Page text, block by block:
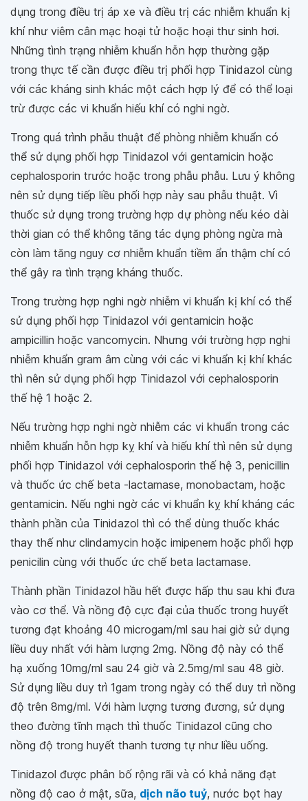
dụng trong điều trị áp xe và điều trị các nhiễm khuẩn kị
khí như viêm cân mạc hoại tử hoặc hoại thư sinh hơi.
Những tình trạng nhiễm khuẩn hỗn hợp thường gặp
trong thực tế cần được điều trị phối hợp Tinidazol cùng
với các kháng sinh khác một cách hợp lý để có thể loại
trừ được các vi khuẩn hiếu khí có nghi ngờ.
Trong quá trình phẫu thuật để phòng nhiễm khuẩn có
thể sử dụng phối hợp Tinidazol với gentamicin hoặc
cephalosporin trước hoặc trong phẫu phẫu. Lưu ý không
nên sử dụng tiếp liều phối hợp này sau phẫu thuật. Vì
thuốc sử dụng trong trường hợp dự phòng nếu kéo dài
thời gian có thể không tăng tác dụng phòng ngừa mà
còn làm tăng nguy cơ nhiễm khuẩn tiềm ẩn thậm chí có
thể gây ra tình trạng kháng thuốc.
Trong trường hợp nghi ngờ nhiễm vi khuẩn kị khí có thể
sử dụng phối hợp Tinidazol với gentamicin hoặc
ampicillin hoặc vancomycin. Nhưng với trường hợp nghi
nhiễm khuẩn gram âm cùng với các vi khuẩn kị khí khác
thì nên sử dụng phối hợp Tinidazol với cephalosporin
thế hệ 1 hoặc 2.
Nếu trường hợp nghi ngờ nhiễm các vi khuẩn trong các
nhiễm khuẩn hỗn hợp kỵ khí và hiếu khí thì nên sử dụng
phối hợp Tinidazol với cephalosporin thế hệ 3, penicillin
và thuốc ức chế beta -lactamase, monobactam, hoặc
gentamicin. Nếu nghi ngờ các vi khuẩn kỵ khí kháng các
thành phần của Tinidazol thì có thể dùng thuốc khác
thay thế như clindamycin hoặc imipenem hoặc phối hợp
penicilin cùng với thuốc ức chế beta lactamase.
Thành phần Tinidazol hầu hết được hấp thu sau khi đưa
vào cơ thể. Và nồng độ cực đại của thuốc trong huyết
tương đạt khoảng 40 microgam/ml sau hai giờ sử dụng
liều duy nhất với hàm lượng 2mg. Nồng độ này có thể
hạ xuống 10mg/ml sau 24 giờ và 2.5mg/ml sau 48 giờ.
Sử dụng liều duy trì 1gam trong ngày có thể duy trì nồng
độ trên 8mg/ml. Với hàm lượng tương đương, sử dụng
theo đường tĩnh mạch thì thuốc Tinidazol cũng cho
nồng độ trong huyết thanh tương tự như liều uống.
Tinidazol được phân bố rộng rãi và có khả năng đạt
nồng độ cao ở mật, sữa, dịch não tuỷ, nước bọt hay